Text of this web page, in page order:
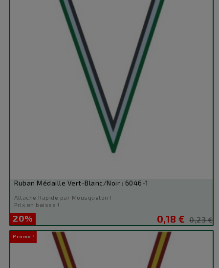
20%
Ruban Médaille Vert-Blanc/Noir : 6046-1
Attache Rapide par Mousqueton !
Prix en baisse !
Prix
0,18 € Prix
de
0,23 €
Promo !